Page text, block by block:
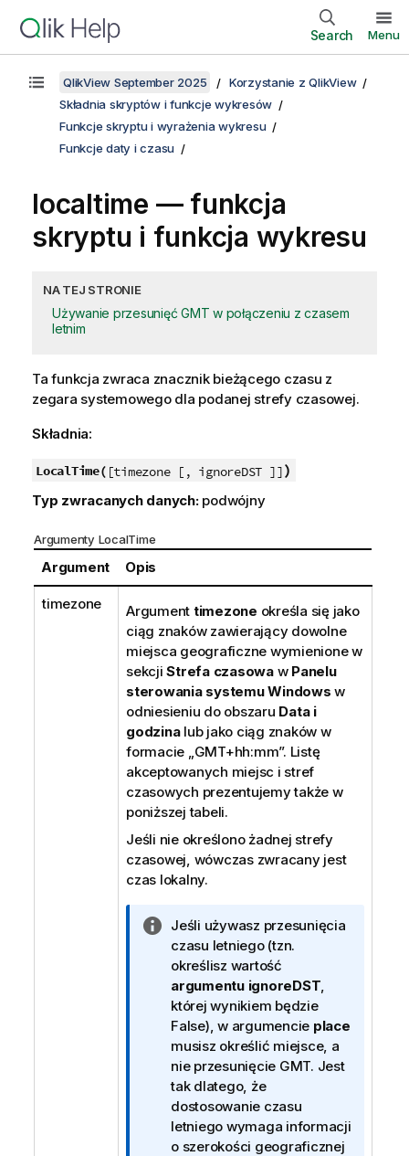
Search Menu
QlikView September 2025
Korzystanie z QlikView
Składnia skryptów i funkcje wykresów
Funkcje skryptu i wyrażenia wykresu
Funkcje daty i czasu
localtime — funkcja
skryptu i funkcja wykresu
NA TEJ STRONIE
Używanie przesunięć GMT w połączeniu z czasem
letnim
Ta funkcja zwraca znacznik bieżącego czasu z
zegara systemowego dla podanej strefy czasowej.
Składnia:
LocalTime( [timezone [, ignoreDST ]])
Typ zwracanych danych:podwójny
Argumenty LocalTime
Argument Opis
timezone Argument timezone określa się jako
ciąg znaków zawierający dowolne
miejsca geograficzne wymienione w
sekcjiStrefa czasowaw Panelu
sterowania systemu Windows w
odniesieniu do obszaru Data i
godzinalub jako ciąg znaków w
formacie „GMT+hh:mm”. Listę
akceptowanych miejsc i stref
czasowych prezentujemy także w
poniższej tabeli.
Jeśli nie określono żadnej strefy
czasowej, wówczas zwracany jest
czas lokalny.
I
n
f
o
r
m
a
c
j
a
Jeśli używasz przesunięcia
czasu letniego (tzn.
określisz wartość
argumentu ignoreDST
której wynikiem będzie
False), w argumencie place
musisz określić miejsce, a
nie przesunięcie GMT. Jest
tak dlatego, że
dostosowanie czasu
letniego wymaga informacji
o szerokości geograficznej